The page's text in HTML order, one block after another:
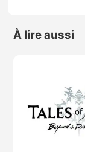
À lire aussi